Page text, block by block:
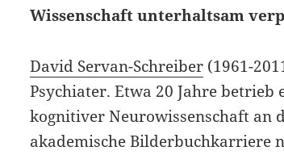
Wissenschaft unterhaltsam
David Servan-Schreiber (1961-
Psychiater. Etwa 20 Jahre
kognitiver Neurowissenschaft an
akademische Bilderbuchkarriere